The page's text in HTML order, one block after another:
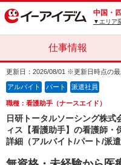
中国・
▼エリア
仕事情報
更新日：2026/08/01 ※更新日時点の
アルバイト パート 派遣社員
職種：看護助手（ナースエイド）
日研トータルソーシング株
ィス【看護助手】の看護師・
詳細（アルバイト/パート/派